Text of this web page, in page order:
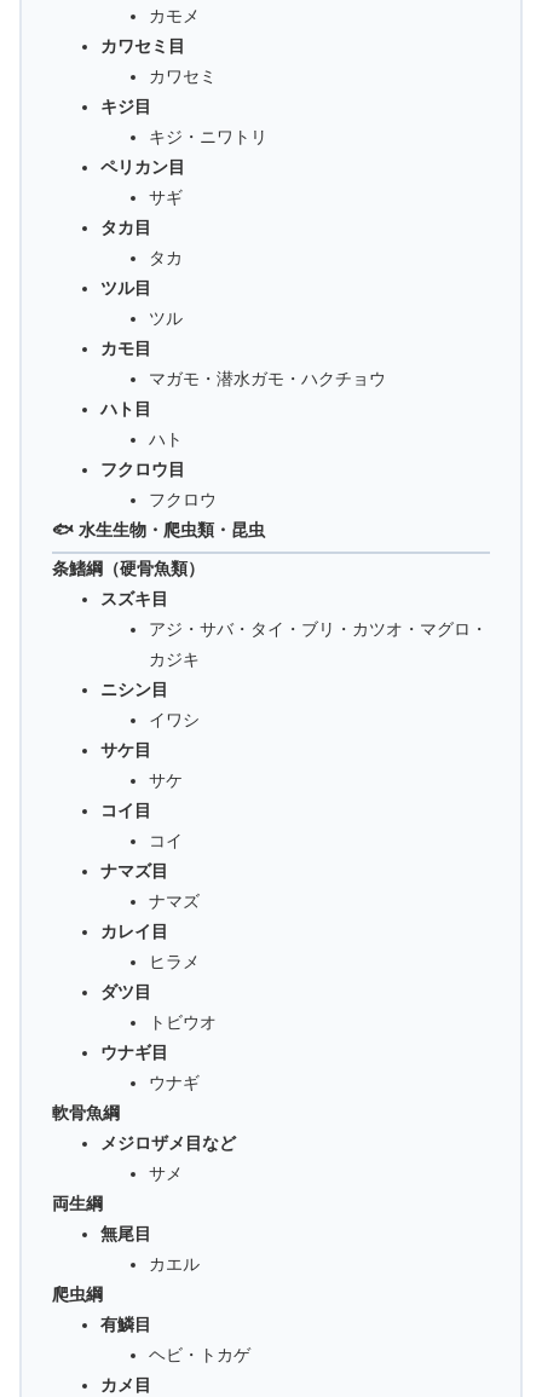
カモメ
カワセミ目
カワセミ
キジ目
キジ・ニワトリ
ペリカン目
サギ
タカ目
タカ
ツル目
ツル
カモ目
マガモ・潜水ガモ・ハクチョウ
ハト目
ハト
フクロウ目
フクロウ
🐟 水生生物・爬虫類・昆虫
条鰭綱（硬骨魚類）
スズキ目
アジ・サバ・タイ・ブリ・カツオ・マグロ・
カジキ
ニシン目
イワシ
サケ目
サケ
コイ目
コイ
ナマズ目
ナマズ
カレイ目
ヒラメ
ダツ目
トビウオ
ウナギ目
ウナギ
軟骨魚綱
メジロザメ目など
サメ
両生綱
無尾目
カエル
爬虫綱
有鱗目
ヘビ・トカゲ
カメ目